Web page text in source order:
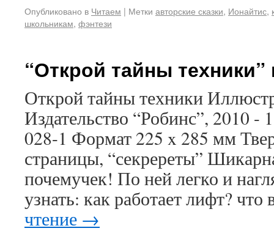
Опубликовано в Читаем | Метки авторские сказки, Ионайтис,
школьникам, фэнтези
“Открой тайны
Открой тайны техники
Издательство “Робинс”, 2010 -
028-1 Формат 225 x 285 мм
страницы, “секререты”
почемучек! По ней легко и
узнать: как работает лифт?
чтение →